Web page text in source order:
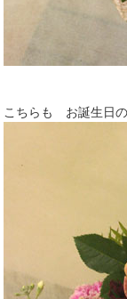
こちらも お誕生日の